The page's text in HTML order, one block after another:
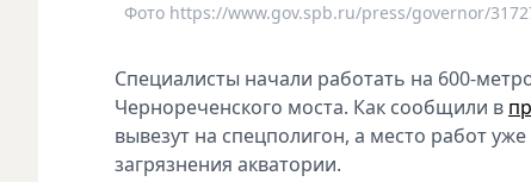
Фото https://www.gov.spb.ru/press/governor/
Специалисты начали работать на 600-
Чернореченского моста. Как сообщили в
вывезут на спецполигон, а место работ
загрязнения акватории.